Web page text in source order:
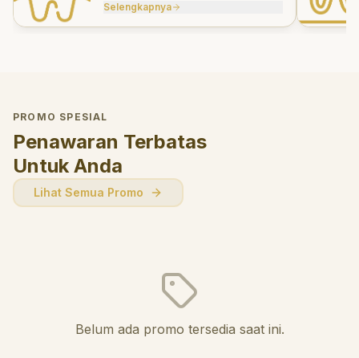
effectively.
Selengkapnya
PROMO SPESIAL
Penawaran Terbatas
Untuk Anda
Lihat Semua Promo
Belum ada promo tersedia saat ini.